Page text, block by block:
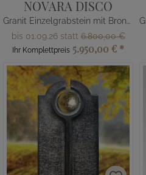
NOVARA DISCO
Granit Einzelgrabstein mit Bronze Scheibe
bis 01.09.26 statt6.800,00 €
Ihr Komplettpreis 5.950,00 € *